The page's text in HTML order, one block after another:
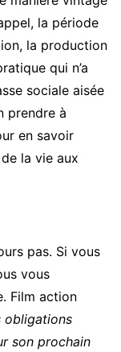
la période
la production
qui n’a
sociale aisée
prendre à
en savoir
la vie aux
pas. Si vous
vous
Film action
obligations
son prochain